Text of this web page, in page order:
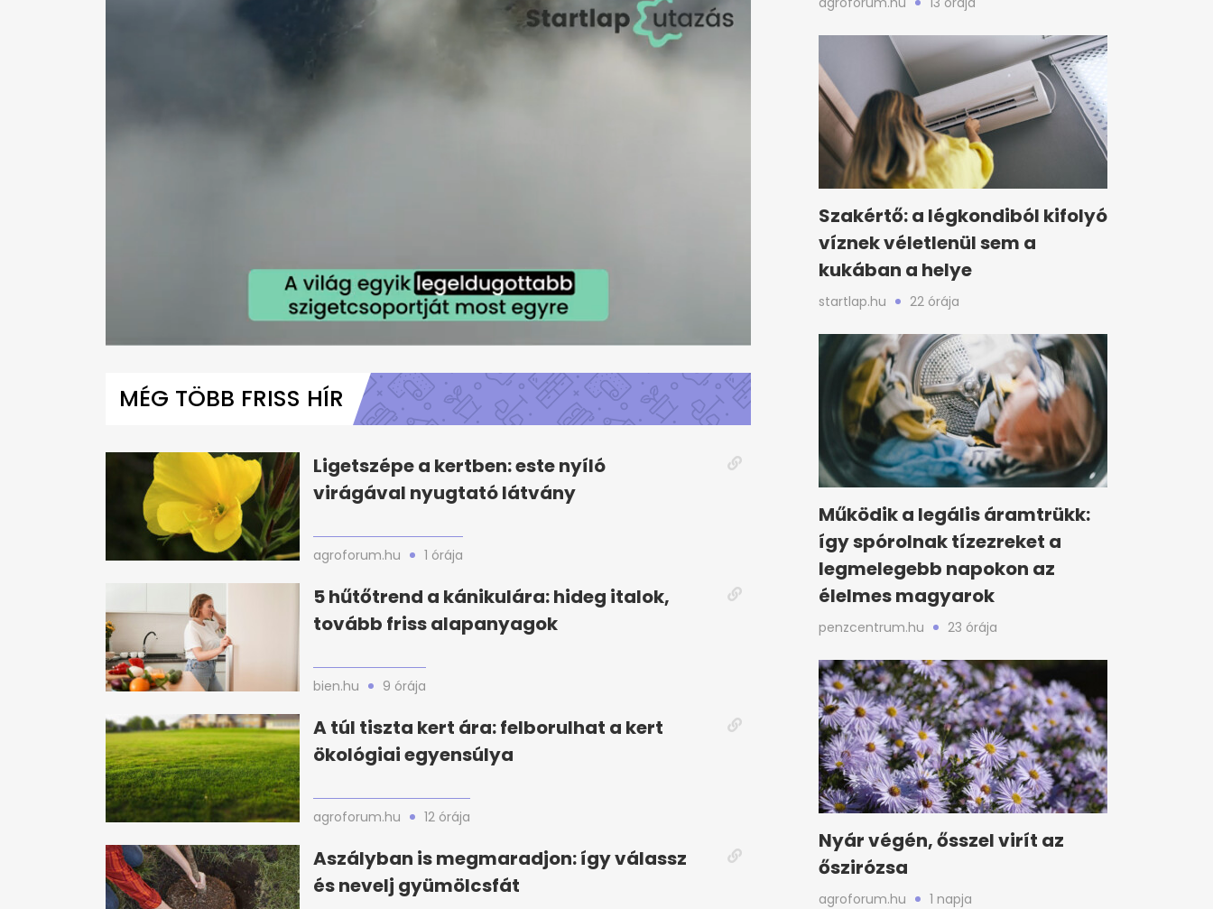
minute,
0%
MÉG TÖBB FRISS HÍR
Ligetszépe a kertben: este nyíló
virágával nyugtató látvány
agroforum.hu 1 órája
5 hűtőtrend a kánikulára: hideg italok,
tovább friss alapanyagok
bien.hu 9 órája
A túl tiszta kert ára: felborulhat a kert
ökológiai egyensúlya
agroforum.hu 12 órája
Aszályban is megmaradjon: így válassz
és nevelj gyümölcsfát
Szakértő: a légkondiból kifolyó
víznek véletlenül sem a
kukában a helye
startlap.hu 22 órája
Működik a legális áramtrükk:
így spórolnak tízezreket a
legmelegebb napokon az
élelmes magyarok
penzcentrum.hu 23 órája
Nyár végén, ősszel virít az
őszirózsa
agroforum.hu 1 napja